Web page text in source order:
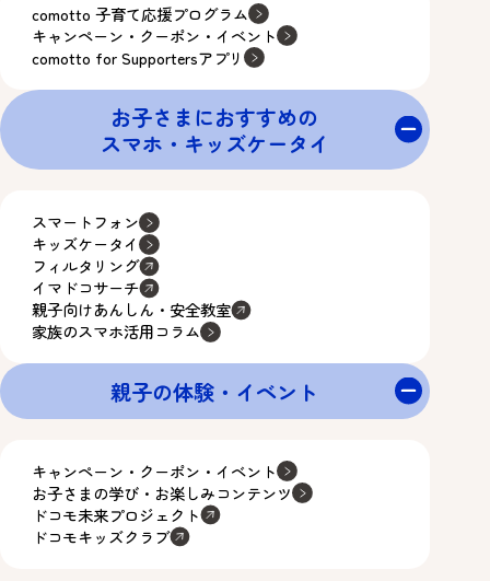
comotto 子育て応援プログラム
キャンペーン・クーポン・イベント
comotto for Supportersアプリ
お子さまにおすすめの
スマホ・キッズケータイ
スマートフォン
キッズケータイ
フィルタリング
イマドコサーチ
親子向けあんしん・安全教室
家族のスマホ活用コラム
親子の体験・イベント
キャンペーン・クーポン・イベント
お子さまの学び・お楽しみコンテンツ
ドコモ未来プロジェクト
ドコモキッズクラブ